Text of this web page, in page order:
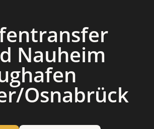
Nauheim
Osnabrück